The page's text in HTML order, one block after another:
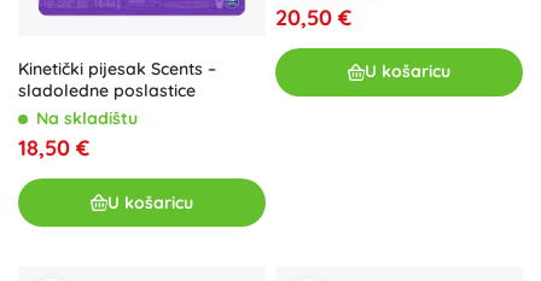
Kinetički pijesak Scents –
sladoledne poslastice
Na skladištu
18,50 €
U košaricu
20,50 €
U košaricu